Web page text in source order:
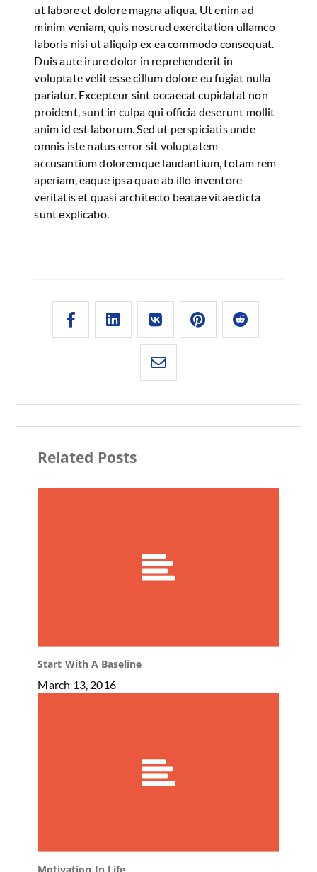
ut labore et dolore magna aliqua. Ut enim ad
minim veniam, quis nostrud exercitation ullamco
laboris nisi ut aliquip ex ea commodo consequat.
Duis aute irure dolor in reprehenderit in
voluptate velit esse cillum dolore eu fugiat nulla
pariatur. Excepteur sint occaecat cupidatat non
proident, sunt in culpa qui officia deserunt mollit
anim id est laborum. Sed ut perspiciatis unde
omnis iste natus error sit voluptatem
accusantium doloremque laudantium, totam rem
aperiam, eaque ipsa quae ab illo inventore
veritatis et quasi architecto beatae vitae dicta
sunt explicabo.
Related Posts
Start With A Baseline
March 13, 2016